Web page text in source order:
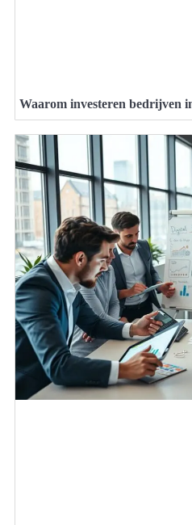
Waarom investeren bedrijven